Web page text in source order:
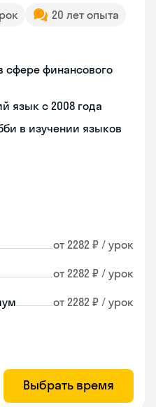
20 лет опыта
сфере финансового
язык с 2008 года
в изучении языков
от 2282 ₽ / урок
от 2282 ₽ / урок
от 2282 ₽ / урок
Выбрать время